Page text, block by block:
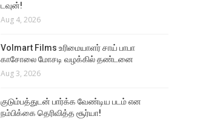
டவுன்!
Aug 4, 2026
Volmart Films உரிமையாளர் சாய் பாபா
காசோலை மோசடி வழக்கில் தண்டனை
Aug 3, 2026
குடும்பத்துடன் பார்க்க வேண்டிய படம் என
நம்பிக்கை தெரிவித்த சூர்யா!